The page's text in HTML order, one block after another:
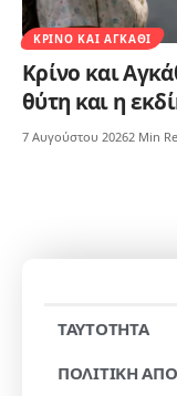
ΚΡΊΝΟ ΚΑΙ ΑΓΚΆΘΙ
Κρίνο και
θύτη και η
7 Αυγούστου 20262 Min
TAYTOTHTA
ΠΟΛΙΤΙΚΗ